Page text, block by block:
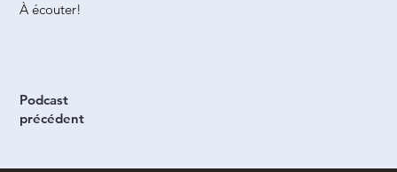
À écouter!
Podcast
précédent